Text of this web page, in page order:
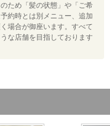
ため「髪の状態」や「ご希
約時とは別メニュー、追加
場合が御座います。すべて
な店舗を目指しております